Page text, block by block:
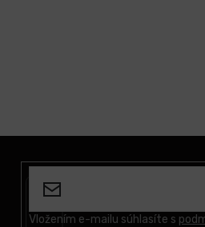
Vložením e-mailu súhlasíte s